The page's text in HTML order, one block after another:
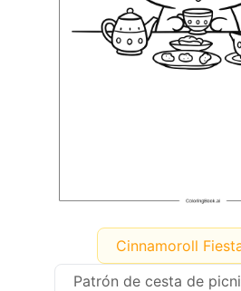
Cinnamoroll
Patrón de cesta de